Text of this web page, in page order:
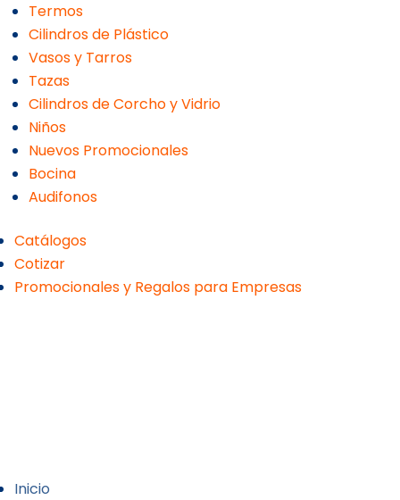
Termos
Cilindros de Plástico
Vasos y Tarros
Tazas
Cilindros de Corcho y Vidrio
Niños
Nuevos Promocionales
Bocina
Audifonos
Catálogos
Cotizar
Promocionales y Regalos para Empresas
Inicio